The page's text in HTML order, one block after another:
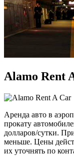
Alamo Rent
Аренда авто в
прокату
долларов/сутки.
меньше. Цены
их уточнять по